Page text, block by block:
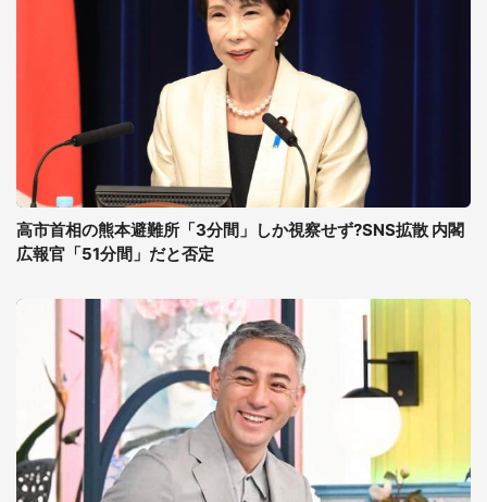
高市首相の熊本避難所「3分間」しか視察せず?SNS拡散 内閣
広報官「51分間」だと否定